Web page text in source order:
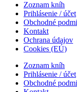
Zoznam kníh
Prihlásenie / účet
Obchodné
Kontakt
Ochrana údajov
Cookies (EÚ)
Zoznam kníh
Prihlásenie / účet
Obchodné